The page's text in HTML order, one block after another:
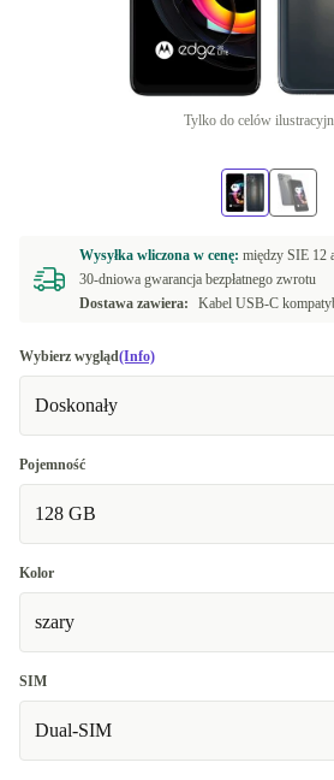
Tylko do celów
Wysyłka wliczona w cenę: między SIE 12
30-dniowa gwarancja bezpłatnego zwrotu
Dostawa zawiera:
Kabel USB-C
Wybierz wygląd(Info)
Doskonały
Pojemność
128 GB
Kolor
szary
SIM
Dual-SIM